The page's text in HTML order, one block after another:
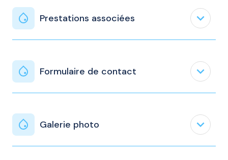
Prestations associées expand_less
Formulaire de contact expand_less
Galerie photo expand_less